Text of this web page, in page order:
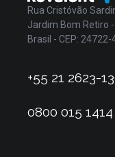
Rua Cristóvão
Jardim Bom Retiro
Brasil - CEP: 24722-
+55 21 2623-
0800 015 1414